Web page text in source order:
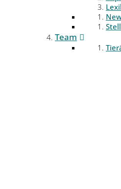
Team